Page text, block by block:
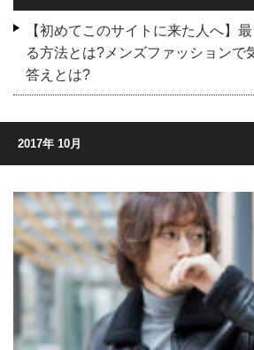
【初めてこのサイトに来た人へ】
る方法とは?メンズファッションで
答えとは?
2017年 10月